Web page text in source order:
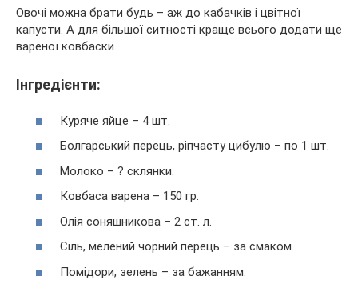
Овочі можна брати будь – аж до кабачків і цвітної
капусти. А для більшої ситності краще всього додати ще
вареної ковбаски.
Інгредієнти:
Куряче яйце – 4 шт.
Болгарський перець, ріпчасту цибулю – по 1 шт.
Молоко – ? склянки.
Ковбаса варена – 150 гр.
Олія соняшникова – 2 ст. л.
Сіль, мелений чорний перець – за смаком.
Помідори, зелень – за бажанням.